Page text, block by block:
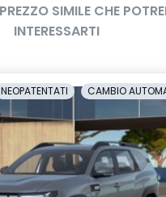
SIMILE CHE
INTERESSARTI
NEOPATENTATI CAMBIO